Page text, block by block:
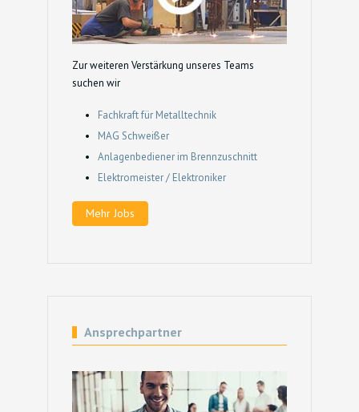
Zur weiteren Verstärkung unseres Teams
suchen wir
Fachkraft für Metalltechnik
MAG Schweißer
Anlagenbediener im Brennzuschnitt
Elektromeister / Elektroniker
Mehr Jobs
Ansprechpartner